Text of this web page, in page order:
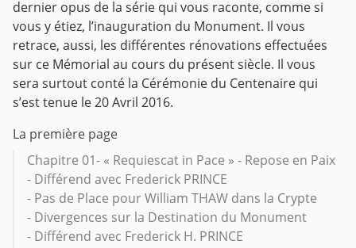
dernier opus de la série qui vous raconte, comme si
vous y étiez, l’inauguration du Monument. Il vous
retrace, aussi, les différentes rénovations effectuées
sur ce Mémorial au cours du présent siècle. Il vous
sera surtout conté la Cérémonie du Centenaire qui
s’est tenue le 20 Avril 2016.
La première page
Chapitre 01- « Requiescat in Pace » - Repose en Paix
- Différend avec Frederick PRINCE
- Pas de Place pour William THAW dans la Crypte
- Divergences sur la Destination du Monument
- Différend avec Frederick H. PRINCE